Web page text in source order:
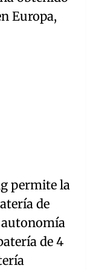
Europa,
permite la
de
de 4